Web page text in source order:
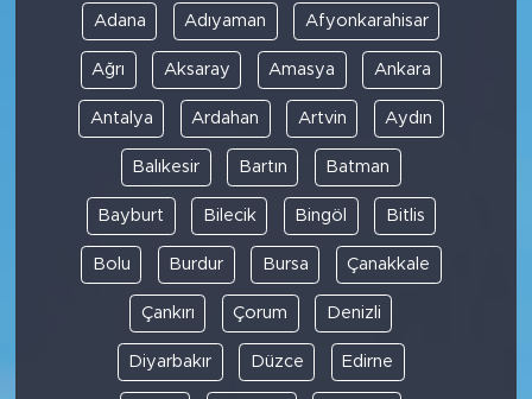
Adana Adıyaman Afyonkarahisar
Ağrı Aksaray Amasya Ankara
Antalya Ardahan Artvin Aydın
Balıkesir Bartın Batman
Bayburt Bilecik Bingöl Bitlis
Bolu Burdur Bursa Çanakkale
Çankırı Çorum Denizli
Diyarbakır Düzce Edirne